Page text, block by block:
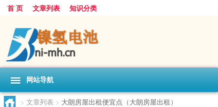
首 页 文章列表 知识分类
网站导航
> 文章列表 > 大朗房屋出租便宜点（大朗房屋出租）